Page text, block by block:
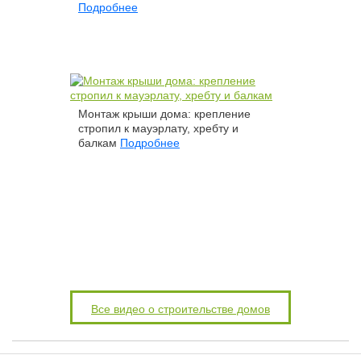
Подробнее
Монтаж крыши дома: крепление
стропил к мауэрлату, хребту и
балкам Подробнее
Все видео о строительстве домов